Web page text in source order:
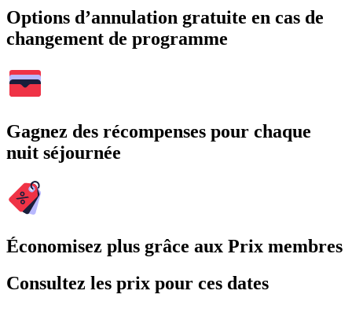
Options d’annulation gratuite en cas de
changement de programme
Gagnez des récompenses pour chaque
nuit séjournée
Économisez plus grâce aux Prix membres
Consultez les prix pour ces dates